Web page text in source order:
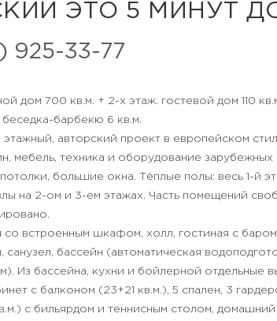
ЭТО 5 МИНУТ
925-33-77
дом 700 кв.м. + 2-х этаж. гостевой дом 110
барбекю 6 кв.м.
авторский проект в европейском
мебель, техника и оборудование
большие окна. Тёплые полы: весь 1-й
на 2-ом и 3-ем этажах. Часть помещений
со встроенным шкафом, холл, гостиная с баром
санузел, бассейн (автоматическая
Из бассейна, кухни и бойлерной отдельные
с балконом (23+21 кв.м.), 5 спален, 3
с бильярдом и теннисным столом, домашний